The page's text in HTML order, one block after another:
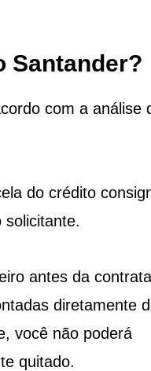
Santander?
com a análise
do crédito
antes da
diretamente
você não poderá
quitado.